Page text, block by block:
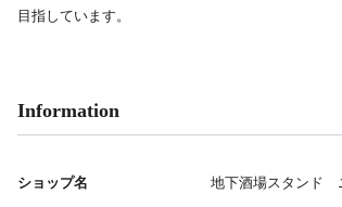
目指しています。
Information
ショップ名 地下酒場スタンド